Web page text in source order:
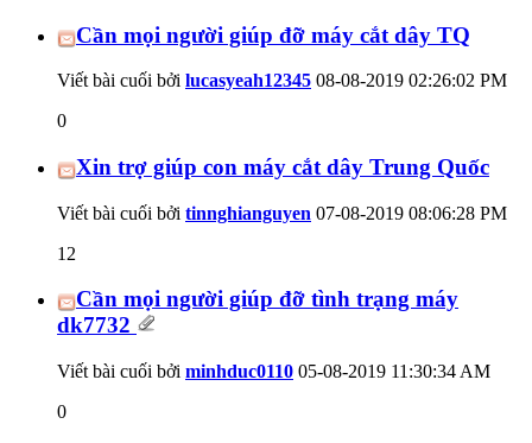
Cần mọi người giúp đỡ máy cắt dây TQ
Viết bài cuối bởi lucasyeah12345 08-08-2019 02:26:02 PM
0
Xin trợ giúp con máy cắt dây Trung Quốc
Viết bài cuối bởi tinnghianguyen 07-08-2019 08:06:28 PM
12
Cần mọi người giúp đỡ tình trạng máy
dk7732
Viết bài cuối bởi minhduc0110 05-08-2019 11:30:34 AM
0